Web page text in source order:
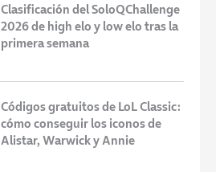
Clasificación del SoloQChallenge
2026 de high elo y low elo tras la
primera semana
Códigos gratuitos de LoL Classic:
cómo conseguir los iconos de
Alistar, Warwick y Annie